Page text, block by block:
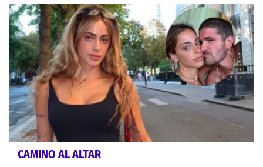
CAMINO AL ALTAR